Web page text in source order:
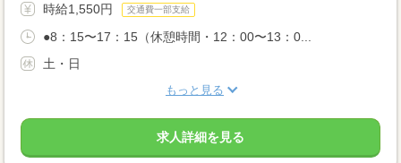
時給1,550円 交通費一部支給
●8：15〜17：15（休憩時間・12：00〜13：0...
土・日
もっと見る
求人詳細を見る